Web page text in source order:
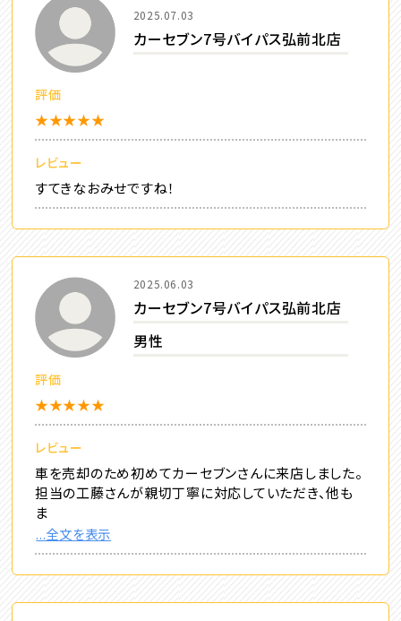
2025.07.03
カーセブン7号バイパス弘前北店
評価
★★★★★
レビュー
すてきなおみせですね！
2025.06.03
カーセブン7号バイパス弘前北店
男性
評価
★★★★★
レビュー
車を売却のため初めてカーセブンさんに来店しました。
担当の工藤さんが親切丁寧に対応していただき、他も
ま
...全文を表示